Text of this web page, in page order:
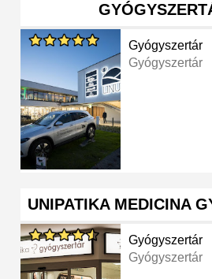
Gyógyszertár
Gyógyszertár
UNIPATIKA MEDICINA
Gyógyszertár
Gyógyszertár